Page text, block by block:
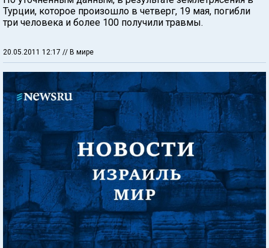
Турции, которое произошло в четверг, 19 мая, погибли
три человека и более 100 получили травмы.
20.05.2011 12:17 // В мире